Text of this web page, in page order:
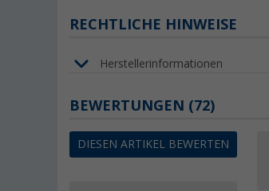
RECHTLICHE HINWEISE
Herstellerinformationen
BEWERTUNGEN (72)
DIESEN ARTIKEL BEWERTEN